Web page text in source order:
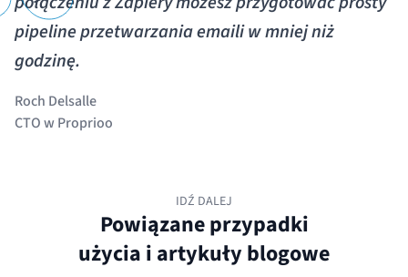
pipeline przetwarzania emaili w mniej niż
godzinę.
Roch Delsalle
CTO w Proprioo
IDŹ DALEJ
Powiązane przypadki
użycia i artykuły blogowe